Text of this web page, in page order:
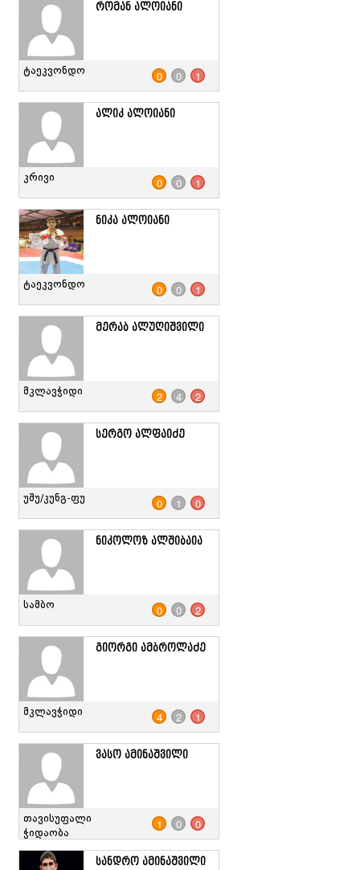
რომან ალოიანი
ტაეკვონდო 0 0 1
ალიკ ალოიანი
კრივი 0 0 1
ნიკა ალოიანი
ტაეკვონდო 0 0 1
მერაბ ალუღიშვილი
მკლავჭიდი 2 4 2
სერგო ალფაიძე
უშუ/კუნგ-ფუ 0 1 0
ნიკოლოზ ალშიბაია
სამბო 0 0 2
გიორგი ამბროლაძე
მკლავჭიდი 4 2 1
ვასო ამინაშვილი
თავისუფალი
ჭიდაობა
1 0 0
სანდრო ამინაშვილი